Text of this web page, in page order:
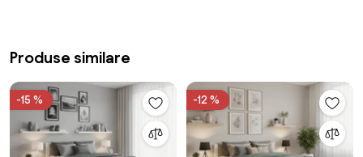
Produse similare
-15 % -12 %